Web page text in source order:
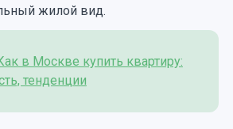
жилой вид.
в Москве купить квартиру:
тенденции